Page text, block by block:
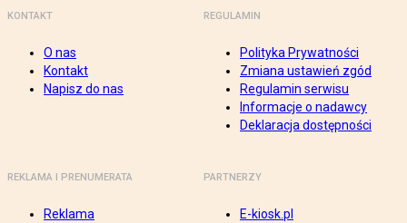
KONTAKT
O nas
Kontakt
Napisz do nas
REGULAMIN
Polityka Prywatności
Zmiana ustawień zgód
Regulamin serwisu
Informacje o nadawcy
Deklaracja dostępności
REKLAMA I PRENUMERATA
Reklama
PARTNERZY
E-kiosk.pl